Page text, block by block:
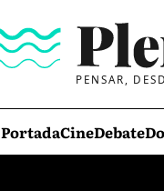
PENSAR,
PortadaCineDebate